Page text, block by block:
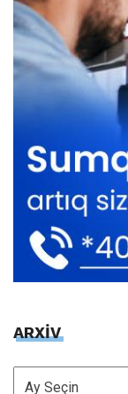
ARXİV
ARXİV